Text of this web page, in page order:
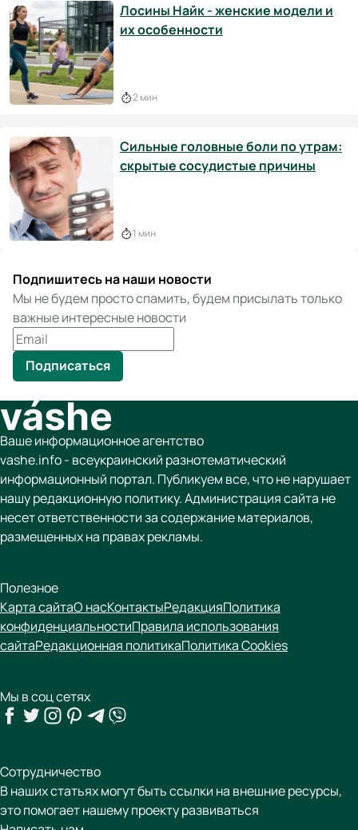
Лосины Найк - женские модели и
их особенности
2 мин
Сильные головные боли по утрам:
скрытые сосудистые причины
1 мин
Подпишитесь на наши новости
Мы не будем просто спамить, будем присылать только
важные интересные новости
Подписаться
Ваше информационное агентство
vashe.info - всеукраинский разнотематический
информационный портал. Публикуем все, что не нарушает
нашу редакционную политику. Администрация сайта не
несет ответственности за содержание материалов,
размещенных на правах рекламы.
Полезное
Карта сайтаО насКонтактыРедакцияПолитика
конфиденциальностиПравила использования
сайтаРедакционная политикаПолитика Cookies
Мы в соц сетях
Сотрудничество
В наших статьях могут быть ссылки на внешние ресурсы,
это помогает нашему проекту развиваться